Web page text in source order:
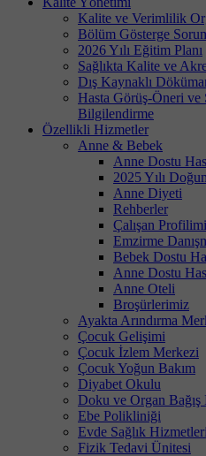
Kalite ve Verimlilik
Bölüm Gösterge
2026 Yılı Eğitim Planı
Sağlıkta Kalite ve
Dış Kaynaklı
Hasta Görüş-Öneri
Bilgilendirme
Özellikli Hizmetler
Anne & Bebek
Anne Dostu
2025 Yılı
Anne Diyeti
Rehberler
Çalışan
Emzirme
Bebek Dostu
Anne Dostu
Anne Oteli
Broşürlerimiz
Ayakta Arındırma
Çocuk Gelişimi
Çocuk İzlem Merkezi
Çocuk Yoğun Bakım
Diyabet Okulu
Doku ve Organ
Ebe Polikliniği
Evde Sağlık Hizmetleri
Fizik Tedavi Ünitesi